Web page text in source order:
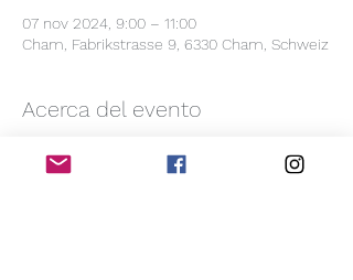
07 nov 2024, 9:00 – 11:00
Cham, Fabrikstrasse 9, 6330 Cham, Schweiz
Acerca del evento
um 9.00 Uhr Deutsch sprechende
Teilnehmer